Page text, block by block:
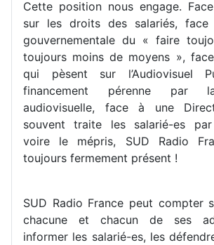
Cette position nous engage.
sur les droits des salariés,
gouvernementale du « faire
toujours moins de moyens »,
qui pèsent sur l’Audiovisuel
financement pérenne par
audiovisuelle, face à une
souvent traite les salarié-es par
voire le mépris, SUD Radio
toujours fermement présent !
SUD Radio France peut compter
chacune et chacun de ses
informer les salarié-es, les